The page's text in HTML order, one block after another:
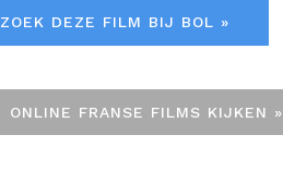
ZOEK DEZE FILM BIJ BOL »
ONLINE FRANSE FILMS KIJKEN »